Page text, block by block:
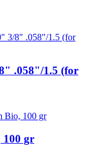
.058"/1.5 (for
100 gr